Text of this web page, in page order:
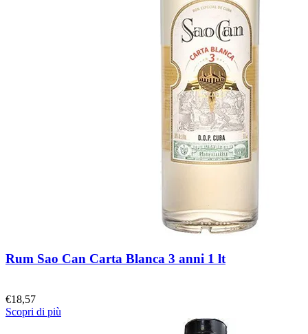
Rum Sao Can Carta Blanca 3 anni 1 lt
€18,57
Scopri di più